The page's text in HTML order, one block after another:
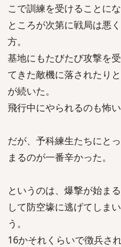
こで訓練を受けることにな
ところが次第に戦局は悪
方。
基地にもたびたび攻撃を
てきた敵機に落されたり
が続いた。
飛行中にやられるのも怖い
だが、予科練生たちにと
まるのが一番辛かった。
というのは、爆撃が始ま
して防空壕に逃げてしま
う。
16かそれくらいで徴兵さ